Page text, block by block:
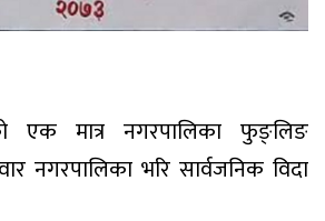
एक मात्र नगरपालिका फुङ्लिङ
नगरपालिका भरि सार्वजनिक विदा